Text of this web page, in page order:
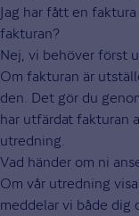
Jag har fått en
fakturan?
Nej, vi behöver först
Om fakturan är
den. Det gör du
har utfärdat fakturan
utredning.
Vad händer om ni
Om vår utredning
meddelar vi både dig